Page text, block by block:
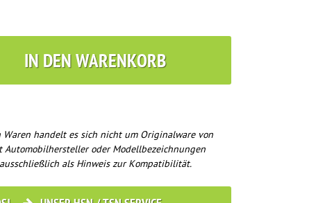
IN DEN WARENKORB
handelt es sich nicht um Originalware von
oder Modellbezeichnungen
als Hinweis zur Kompatibilität.